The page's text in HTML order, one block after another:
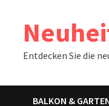
Inhalt
springen
Entdecken Sie die
BALKON &